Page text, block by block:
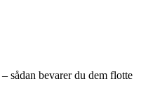
sådan bevarer du dem flotte